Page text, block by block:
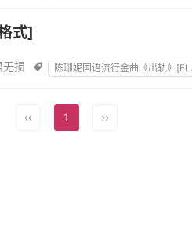
式]
《低调人生》像一首歌循环千百遍
环千百遍也成经典坏习惯的暧昧终化
无损  陈珊妮国语流行金曲《出轨》
‹‹ 1 ››